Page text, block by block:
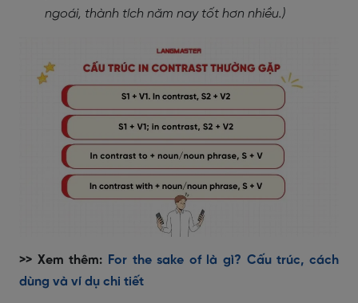
ngoái, thành tích năm nay tốt hơn nhiều.)
>> Xem thêm: For the sake of là gì? Cấu trúc, cách
dùng và ví dụ chi tiết